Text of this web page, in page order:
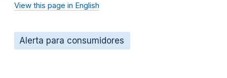
View this page in English
Alerta para consumidores